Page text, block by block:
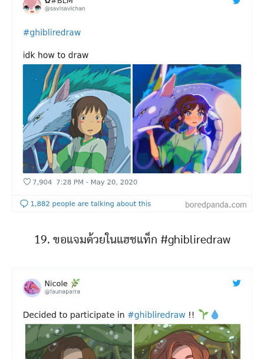
19. ขอแจมด้วยในแฮชแท็ก #ghibliredraw